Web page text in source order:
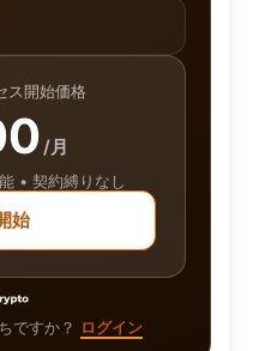
ス開始価格
/月
• 契約縛りなし
始
ですか？ ログイン